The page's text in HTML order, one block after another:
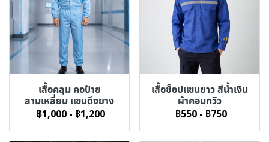
เสื้อคลุม คอป้าย
สามเหลี่ยม แขนดึงยาง
฿1,000 - ฿1,200
เสื้อช็อปแขนยาว สีน้ำเงิน
ผ้าคอมทวิว
฿550 - ฿750